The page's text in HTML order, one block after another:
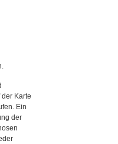
Karte
Ein
der